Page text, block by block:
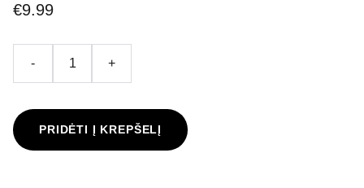
€9.99
- +
PRIDĖTI Į KREPŠELĮ